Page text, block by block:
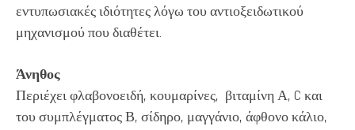
εντυπωσιακές ιδιότητες λόγω του αντιοξειδωτικού
μηχανισμού που διαθέτει.
Άνηθος
Περιέχει φλαβονοειδή, κουμαρίνες, βιταμίνη Α, C και
του συμπλέγματος Β, σίδηρο, μαγγάνιο, άφθονο κάλιο,